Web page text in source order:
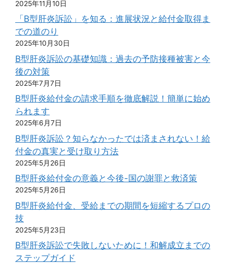
2025年11月10日
「B型肝炎訴訟」を知る：進展状況と給付金取得ま
での道のり
2025年10月30日
B型肝炎訴訟の基礎知識：過去の予防接種被害と今
後の対策
2025年7月7日
B型肝炎給付金の請求手順を徹底解説！簡単に始め
られます
2025年6月7日
B型肝炎訴訟？知らなかったでは済まされない！給
付金の真実と受け取り方法
2025年5月26日
B型肝炎給付金の意義と今後-国の謝罪と救済策
2025年5月26日
B型肝炎給付金、受給までの期間を短縮するプロの
技
2025年5月23日
B型肝炎訴訟で失敗しないために！和解成立までの
ステップガイド